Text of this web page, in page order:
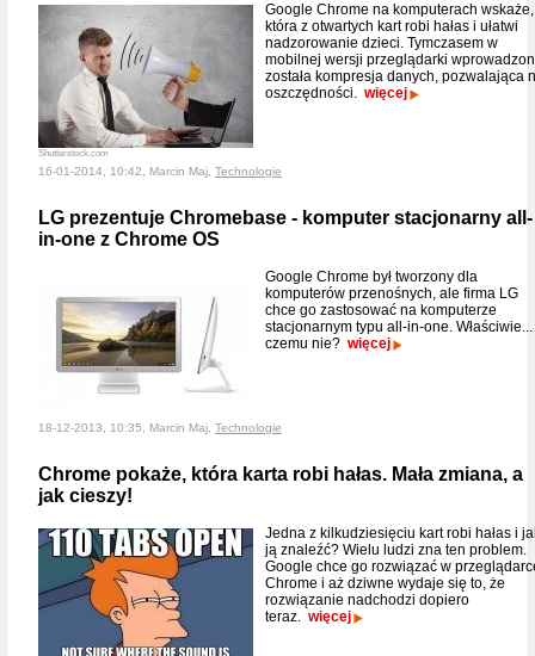
Shutterstock.com
Google Chrome na komputerach wskaże,
która z otwartych kart robi hałas i ułatwi
nadzorowanie dzieci. Tymczasem w
mobilnej wersji przeglądarki
została kompresja danych, pozwalająca
oszczędności. więcej
16-01-2014, 10:42, Marcin Maj, Technologie
LG prezentuje Chromebase - komputer stacjonarny all-
in-one z Chrome OS
Google Chrome był tworzony dla
komputerów przenośnych, ale firma LG
chce go zastosować na komputerze
stacjonarnym typu all-in-one. Właściwie...
czemu nie? więcej
18-12-2013, 10:35, Marcin Maj, Technologie
Chrome pokaże, która karta robi hałas. Mała zmiana, a
jak cieszy!
Jedna z kilkudziesięciu kart robi hałas i
ją znaleźć? Wielu ludzi zna ten problem.
Google chce go rozwiązać w
Chrome i aż dziwne wydaje się to, że
rozwiązanie nadchodzi dopiero
teraz. więcej